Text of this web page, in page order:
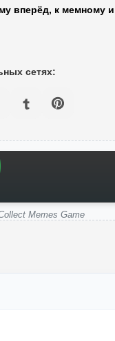
вперёд, к мемному
сетях:
Memes Game